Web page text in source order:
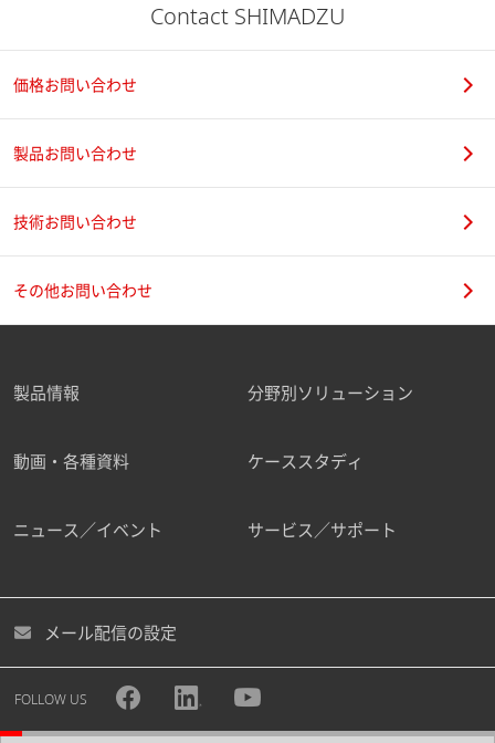
Contact SHIMADZU
価格お問い合わせ
製品お問い合わせ
技術お問い合わせ
その他お問い合わせ
製品情報 分野別ソリューション
動画・各種資料 ケーススタディ
ニュース／イベント サービス／サポート
メール配信の設定
FOLLOW US